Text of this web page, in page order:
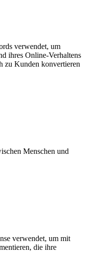
verwendet, um
ihres Online-Verhaltens
zu Kunden konvertieren
Menschen und
verwendet, um mit
die ihre